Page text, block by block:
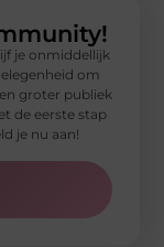
je onmiddellijk
om
groter publiek
de eerste stap
je nu aan!